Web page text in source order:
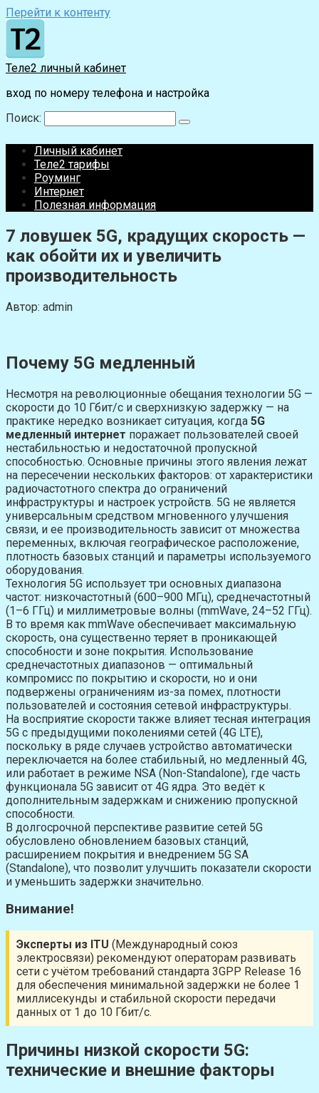
Перейти к контенту
Теле2 личный кабинет
вход по номеру телефона и настройка
Поиск:
Личный кабинет
Теле2 тарифы
Роуминг
Интернет
Полезная информация
7 ловушек 5G, крадущих скорость —
как обойти их и увеличить
производительность
Автор: admin
Почему 5G медленный
Несмотря на революционные обещания технологии 5G —
скорости до 10 Гбит/с и сверхнизкую задержку — на
практике нередко возникает ситуация, когда 5G
медленный интернет поражает пользователей своей
нестабильностью и недостаточной пропускной
способностью. Основные причины этого явления лежат
на пересечении нескольких факторов: от характеристики
радиочастотного спектра до ограничений
инфраструктуры и настроек устройств. 5G не является
универсальным средством мгновенного улучшения
связи, и ее производительность зависит от множества
переменных, включая географическое расположение,
плотность базовых станций и параметры используемого
оборудования.
Технология 5G использует три основных диапазона
частот: низкочастотный (600–900 МГц), среднечастотный
(1–6 ГГц) и миллиметровые волны (mmWave, 24–52 ГГц).
В то время как mmWave обеспечивает максимальную
скорость, она существенно теряет в проникающей
способности и зоне покрытия. Использование
среднечастотных диапазонов — оптимальный
компромисс по покрытию и скорости, но и они
подвержены ограничениям из-за помех, плотности
пользователей и состояния сетевой инфраструктуры.
На восприятие скорости также влияет тесная интеграция
5G с предыдущими поколениями сетей (4G LTE),
поскольку в ряде случаев устройство автоматически
переключается на более стабильный, но медленный 4G,
или работает в режиме NSA (Non-Standalone), где часть
функционала 5G зависит от 4G ядра. Это ведёт к
дополнительным задержкам и снижению пропускной
способности.
В долгосрочной перспективе развитие сетей 5G
обусловлено обновлением базовых станций,
расширением покрытия и внедрением 5G SA
(Standalone), что позволит улучшить показатели скорости
и уменьшить задержки значительно.
Внимание!
Эксперты из ITU (Международный союз
электросвязи) рекомендуют операторам развивать
сети с учётом требований стандарта 3GPP Release 16
для обеспечения минимальной задержки не более 1
миллисекунды и стабильной скорости передачи
данных от 1 до 10 Гбит/с.
Причины низкой скорости 5G:
технические и внешние факторы